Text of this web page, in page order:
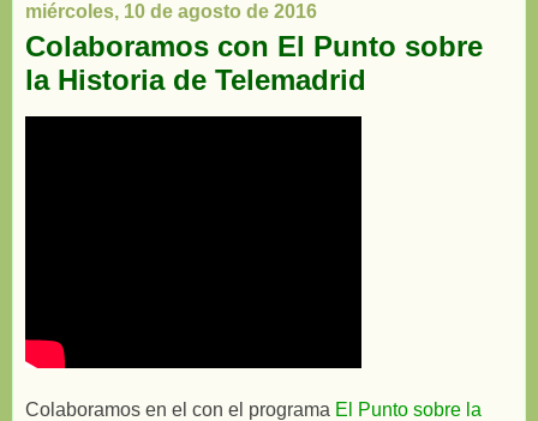
miércoles, 10 de agosto de 2016
Colaboramos con El Punto sobre
la Historia de Telemadrid
Colaboramos en el con el programa El Punto sobre la